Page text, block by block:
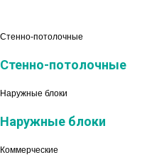
Стенно-потолочные
Стенно-потолочные
Наружные блоки
Наружные блоки
Коммерческие